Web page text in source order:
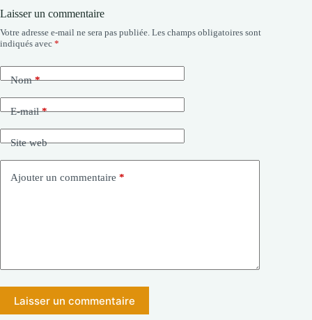
Laisser un commentaire
Votre adresse e-mail ne sera pas publiée. Les champs obligatoires sont
indiqués avec *
Nom*
E-mail*
Site web
Ajouter un commentaire *
Laisser un commentaire